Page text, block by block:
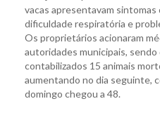
vacas apresentavam sintomas
dificuldade respiratória e
Os proprietários acionaram
autoridades municipais, sendo
contabilizados 15 animais
aumentando no dia seguinte,
domingo chegou a 48.